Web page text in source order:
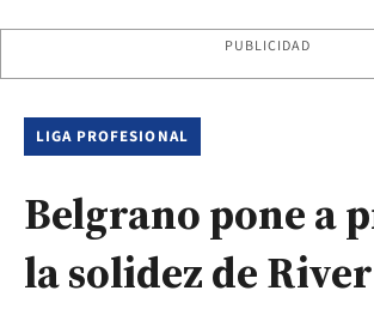
PUBLICIDAD
LIGA PROFESIONAL
Belgrano pone a
la solidez de